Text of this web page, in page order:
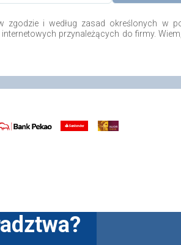
i według zasad określonych w
przynależących do firmy.